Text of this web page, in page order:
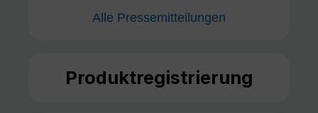
Alle Pressemitteilungen
Produktregistrierung